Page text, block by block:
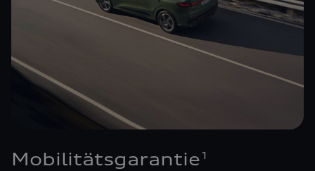
Mobilitätsgarantie1